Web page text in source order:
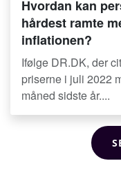
Hvordan kan
hårdest ramte
inflationen?
Ifølge DR.DK, der
priserne i juli 2022
måned sidste år....